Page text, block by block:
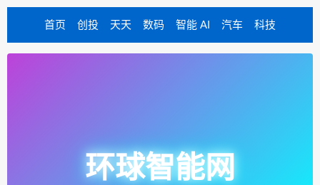
首页 创投 天天 数码 智能 AI 汽车 科技
环球智能网